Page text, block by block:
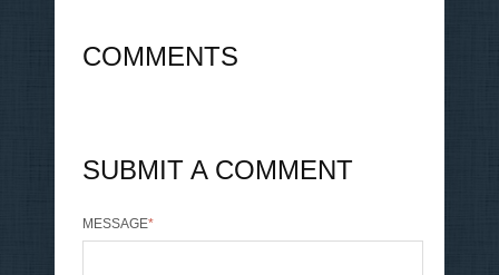
COMMENTS
SUBMIT A COMMENT
MESSAGE*